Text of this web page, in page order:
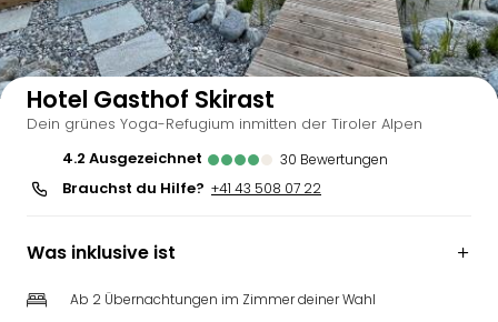
Auf der Karte anzeigen
Hotel Gasthof Skirast
Dein grünes Yoga-Refugium inmitten der Tiroler Alpen
4.2
ausgezeichnet 30 Bewertungen
Brauchst du Hilfe? +41 43 508 07 22
Was inklusive ist
Ab 2 Übernachtungen im Zimmer deiner Wahl